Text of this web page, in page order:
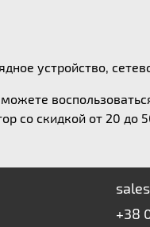
устройство,
со скидкой от 20 до
+38